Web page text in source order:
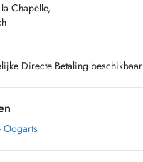
Chapelle,
Directe Betaling beschikbaar
Oogarts